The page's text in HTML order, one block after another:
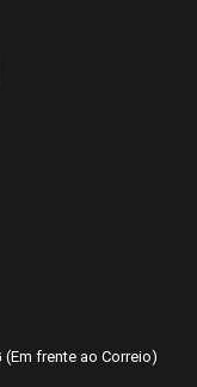
(Em frente ao Correio)